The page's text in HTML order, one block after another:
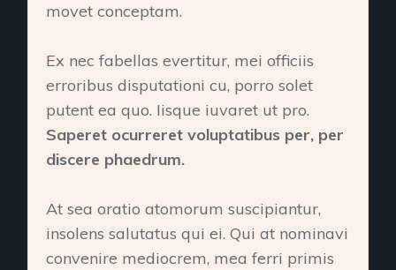
movet conceptam.
Ex nec fabellas evertitur, mei officiis
erroribus disputationi cu, porro solet
putent ea quo. Iisque iuvaret ut pro.
Saperet ocurreret voluptatibus per, per
discere phaedrum.
At sea oratio atomorum suscipiantur,
insolens salutatus qui ei. Qui at nominavi
convenire mediocrem, mea ferri primis